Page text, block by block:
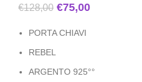
€128,00 €75,00
PORTA CHIAVI
REBEL
ARGENTO 925°°